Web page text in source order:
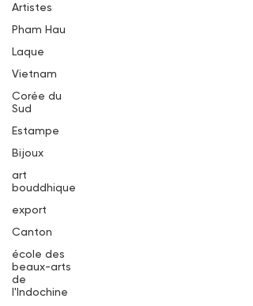
Artistes
Pham Hau
Laque
Vietnam
Corée du
Sud
Estampe
Bijoux
art
bouddhique
export
Canton
école des
beaux-arts
de
l'Indochine